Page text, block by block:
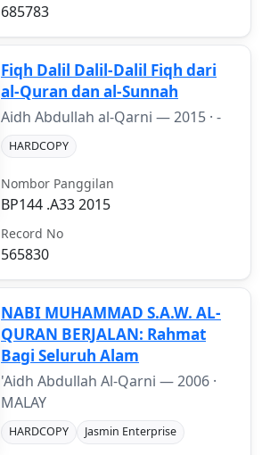
685783
Fiqh Dalil Dalil-Dalil Fiqh dari
al-Quran dan al-Sunnah
Aidh Abdullah al-Qarni —2015 · -
HARDCOPY
Nombor Panggilan
BP144 .A33 2015
Record No
565830
NABI MUHAMMAD S.A.W. AL-
QURAN BERJALAN: Rahmat
Bagi Seluruh Alam
'Aidh Abdullah Al-Qarni —2006 ·
MALAY
HARDCOPY Jasmin Enterprise